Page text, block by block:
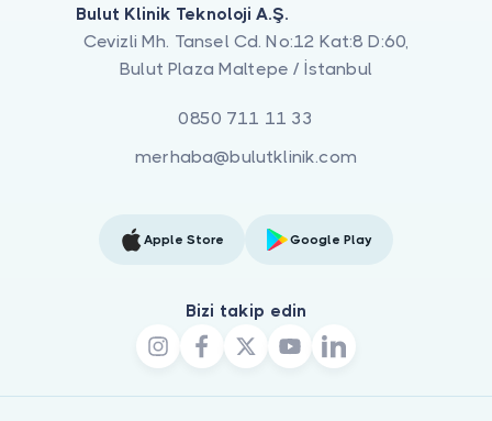
Bulut Klinik Teknoloji A.Ş.
Cevizli Mh. Tansel Cd. No:12 Kat:8 D:60,
Bulut Plaza Maltepe / İstanbul
0850 711 11 33
merhaba@bulutklinik.com
Apple Store Google Play
Bizi takip edin